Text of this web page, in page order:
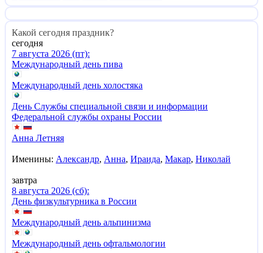
Какой сегодня праздник?
сегодня
7 августа 2026 (пт):
Международный день пива
Международный день холостяка
День Службы специальной связи и информации
Федеральной службы охраны России
Анна Летняя
Именины: Александр, Анна, Ираида, Макар, Николай
завтра
8 августа 2026 (сб):
День физкультурника в России
Международный день альпинизма
Международный день офтальмологии